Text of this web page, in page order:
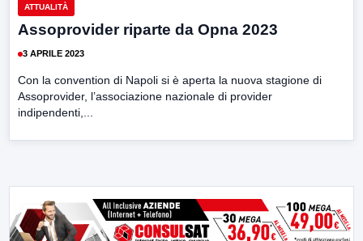
ATTUALITÀ
Assoprovider riparte da Opna 2023
3 APRILE 2023
Con la convention di Napoli si è aperta la nuova stagione di
Assoprovider, l’associazione nazionale di provider
indipendenti,...